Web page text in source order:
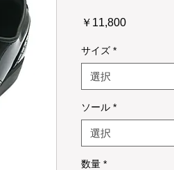
￥11,800価
サイズ *
選択
ソール *
選択
数量 *